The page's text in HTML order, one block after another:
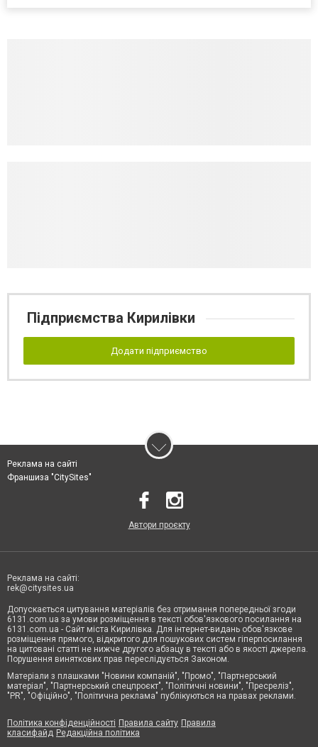
Підприємства Кирилівки
Додати підприємство
Реклама на сайті
Франшиза "CitySites"
Автори проєкту
Реклама на сайті:
rek@citysites.ua
Допускається цитування матеріалів без отримання попередньої згоди
6131.com.ua за умови розміщення в тексті обов'язкового посилання на
6131.com.ua - Сайт міста Кирилівка. Для інтернет-видань обов'язкове
розміщення прямого, відкритого для пошукових систем гіперпосилання
на цитовані статті не нижче другого абзацу в тексті або в якості джерела.
Порушення виняткових прав переслідується Законом.
Матеріали з плашками "Новини компаній", "Промо", "Партнерський
матеріал", "Партнерський спецпроєкт", "Політичні новини", "Пресреліз",
"PR", "Офіційно", "Політична реклама" публікуються на правах реклами.
Політика конфіденційності Правила сайту Правила
класифайд Редакційна політика